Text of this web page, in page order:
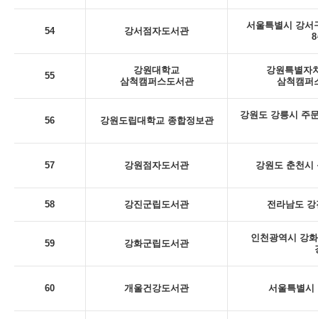
54 강서점자도서관
서울특별시 강서
55
강원대학교
삼척캠퍼스도서관
강원특별자
삼척캠퍼
56 강원도립대학교 종합정보관
강원도 강릉시 주
57 강원점자도서관 강원도 춘천시
58 강진군립도서관 전라남도
59 강화군립도서관
인천광역시 강
60 개울건강도서관 서울특별시